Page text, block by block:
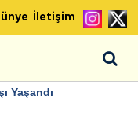
İletişim
Yaşandı